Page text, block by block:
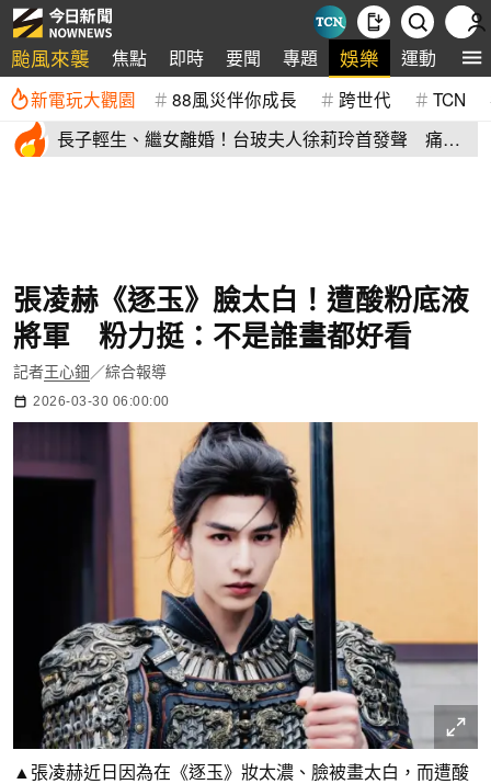
颱風來襲 焦點 即時 要聞 專題 娛樂 運動 全
新電玩大觀園 88風災伴你成長 跨世代 TCN
長子輕生、繼女離婚！台玻夫人徐莉玲首發聲 痛揭
張凌赫《逐玉》臉太白！遭酸粉底液
將軍 粉力挺：不是誰畫都好看
記者王心鈿 ／綜合報導
2026-03-30 06:00:00
▲張凌赫近日因為在《逐玉》妝太濃、臉被畫太白，而遭酸